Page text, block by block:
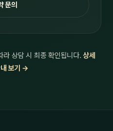
문의
라 상담 시 최종 확인됩니다.상세
보기 →